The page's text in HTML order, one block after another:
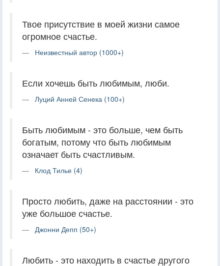
Твое присутствие в моей жизни самое
огромное счастье.
Неизвестный автор (1000+)
Если хочешь быть любимым, люби.
Луций Анней Сенека (100+)
Быть любимым - это больше, чем быть
богатым, потому что быть любимым
означает быть счастливым.
Клод Тилье (4)
Просто любить, даже на расстоянии - это
уже большое счастье.
Джонни Депп (50+)
Любить - это находить в счастье другого